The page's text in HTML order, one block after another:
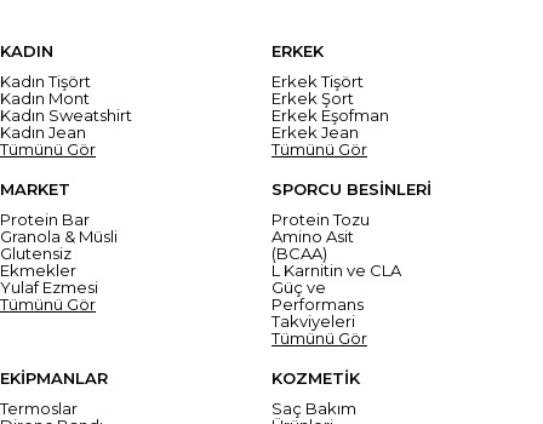
KADIN
Kadın Tişört
Kadın Mont
Kadın Sweatshirt
Kadın Jean
Tümünü Gör
ERKEK
Erkek Tişört
Erkek Şort
Erkek Eşofman
Erkek Jean
Tümünü Gör
MARKET
Protein Bar
Granola & Müsli
Glutensiz
Ekmekler
Yulaf Ezmesi
Tümünü Gör
SPORCU BESİNLERİ
Protein Tozu
Amino Asit
(BCAA)
L Karnitin ve CLA
Güç ve
Performans
Takviyeleri
Tümünü Gör
EKİPMANLAR
Termoslar
KOZMETİK
Saç Bakım